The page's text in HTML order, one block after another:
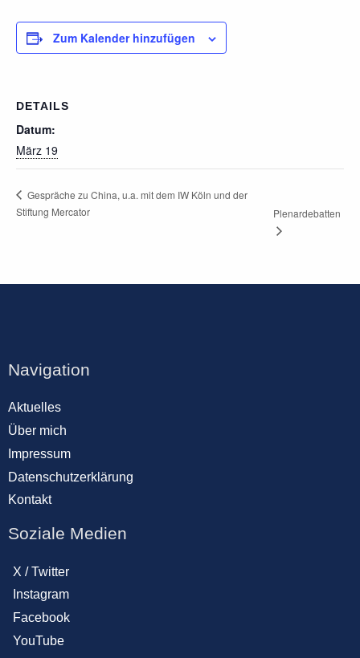
Zum Kalender hinzufügen
DETAILS
Datum:
März 19
Gespräche zu China, u.a. mit dem IW Köln und der
Stiftung Mercator
Plenardebatten
Navigation
Aktuelles
Über mich
Impressum
Datenschutzerklärung
Kontakt
Soziale Medien
X / Twitter
Instagram
Facebook
YouTube